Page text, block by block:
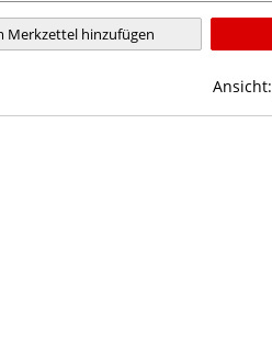
Merkzettel hinzufügen
Ansicht: